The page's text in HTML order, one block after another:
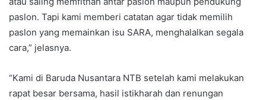
paslon. Tapi kami memberi catatan agar tidak memilih
paslon yang memainkan isu SARA, menghalalkan segala
cara,” jelasnya.
“Kami di Baruda Nusantara NTB setelah kami melakukan
rapat besar bersama, hasil istikharah dan renungan